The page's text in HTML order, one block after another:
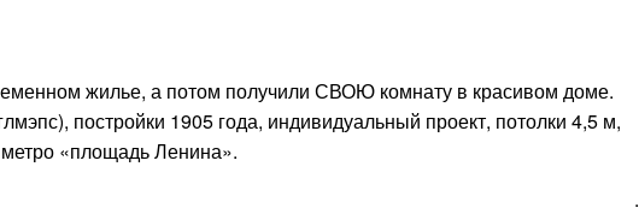
жилье, а потом получили СВОЮ комнату в красивом доме.
постройки 1905 года, индивидуальный проект, потолки 4,5 м,
«площадь Ленина».
.